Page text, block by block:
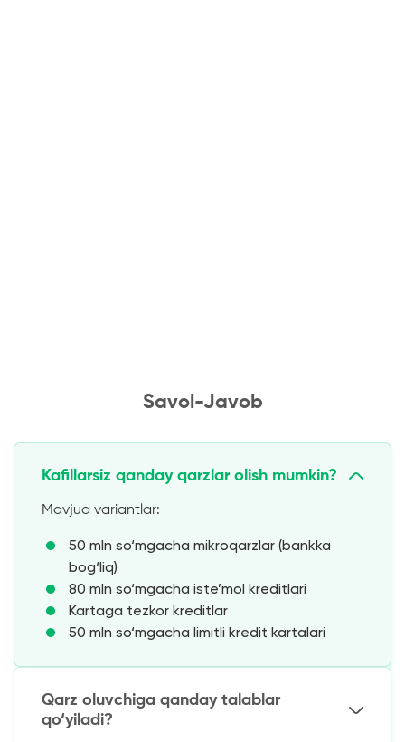
Savol-Javob
Kafillarsiz qanday qarzlar olish mumkin?
Mavjud variantlar:
50 mln so‘mgacha mikroqarzlar (bankka
bog‘liq)
80 mln so‘mgacha iste’mol kreditlari
Kartaga tezkor kreditlar
50 mln so‘mgacha limitli kredit kartalari
Qarz oluvchiga qanday talablar
qo‘yiladi?